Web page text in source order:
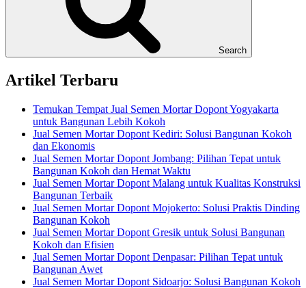
Search
Artikel Terbaru
Temukan Tempat Jual Semen Mortar Dopont Yogyakarta
untuk Bangunan Lebih Kokoh
Jual Semen Mortar Dopont Kediri: Solusi Bangunan Kokoh
dan Ekonomis
Jual Semen Mortar Dopont Jombang: Pilihan Tepat untuk
Bangunan Kokoh dan Hemat Waktu
Jual Semen Mortar Dopont Malang untuk Kualitas Konstruksi
Bangunan Terbaik
Jual Semen Mortar Dopont Mojokerto: Solusi Praktis Dinding
Bangunan Kokoh
Jual Semen Mortar Dopont Gresik untuk Solusi Bangunan
Kokoh dan Efisien
Jual Semen Mortar Dopont Denpasar: Pilihan Tepat untuk
Bangunan Awet
Jual Semen Mortar Dopont Sidoarjo: Solusi Bangunan Kokoh